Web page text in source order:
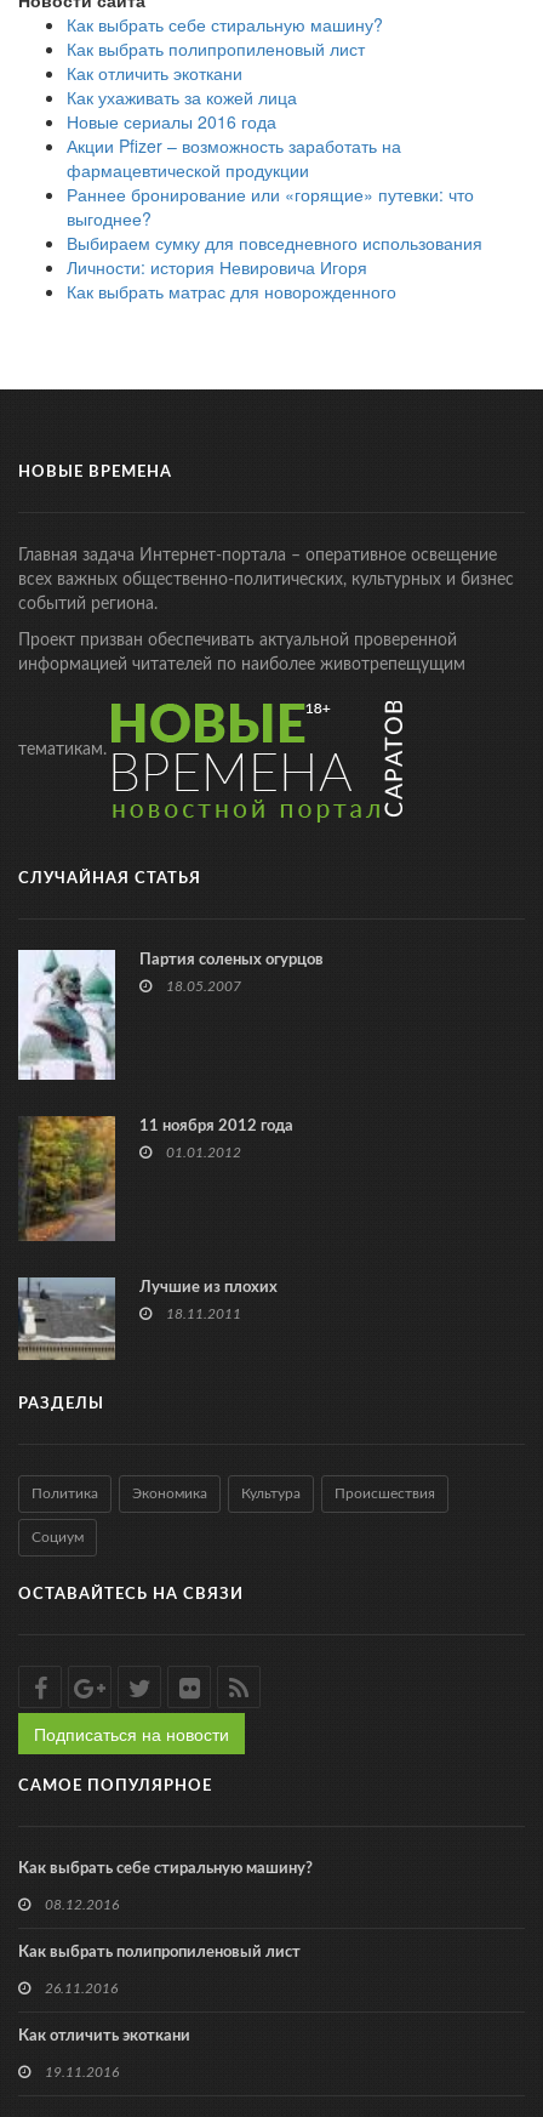
Как выбрать себе стиральную машину?
Как выбрать полипропиленовый лист
Как отличить экоткани
Как ухаживать за кожей лица
Новые сериалы 2016 года
Акции Pfizer – возможность заработать на
фармацевтической продукции
Раннее бронирование или «горящие» путевки: что
выгоднее?
Выбираем сумку для повседневного использования
Личности: история Невировича Игоря
Как выбрать матрас для новорожденного
НОВЫЕ ВРЕМЕНА
Главная задача Интернет-портала – оперативное освещение
всех важных общественно-политических, культурных и бизнес
событий региона.
Проект призван обеспечивать актуальной проверенной
информацией читателей по наиболее животрепещущим
тематикам.
СЛУЧАЙНАЯ СТАТЬЯ
Партия соленых огурцов
18.05.2007
11 ноября 2012 года
01.01.2012
Лучшие из плохих
18.11.2011
РАЗДЕЛЫ
Политика Экономика Культура Происшествия
Социум
ОСТАВАЙТЕСЬ НА СВЯЗИ
Подписаться на новости
САМОЕ ПОПУЛЯРНОЕ
Как выбрать себе стиральную машину?
08.12.2016
Как выбрать полипропиленовый лист
26.11.2016
Как отличить экоткани
19.11.2016